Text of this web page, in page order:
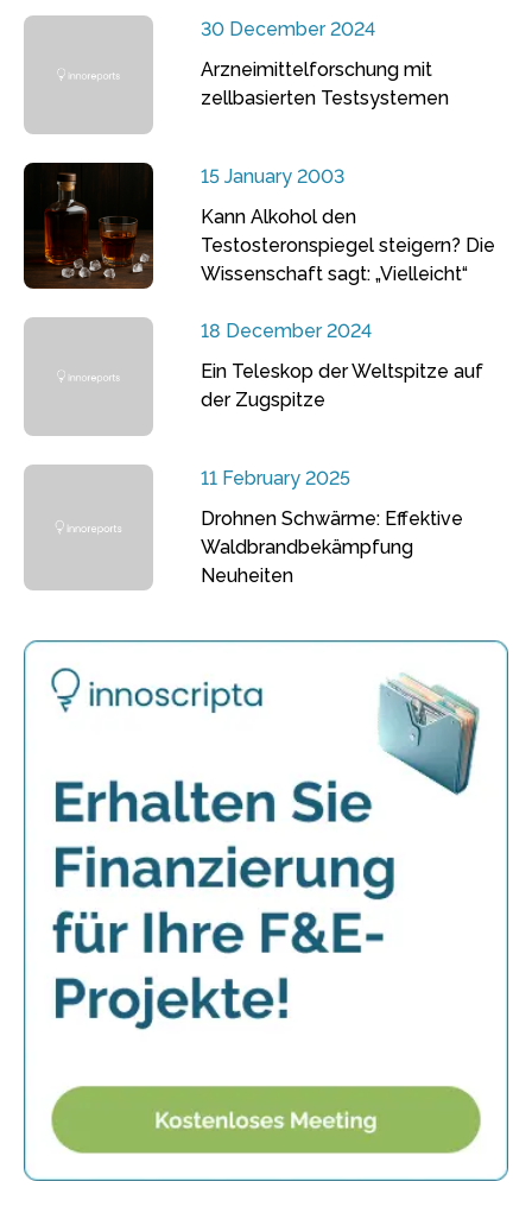
30 December 2024
Arzneimittelforschung mit
zellbasierten Testsystemen
15 January 2003
Kann Alkohol den
Testosteronspiegel steigern? Die
Wissenschaft sagt: „Vielleicht“
18 December 2024
Ein Teleskop der Weltspitze auf
der Zugspitze
11 February 2025
Drohnen Schwärme: Effektive
Waldbrandbekämpfung
Neuheiten